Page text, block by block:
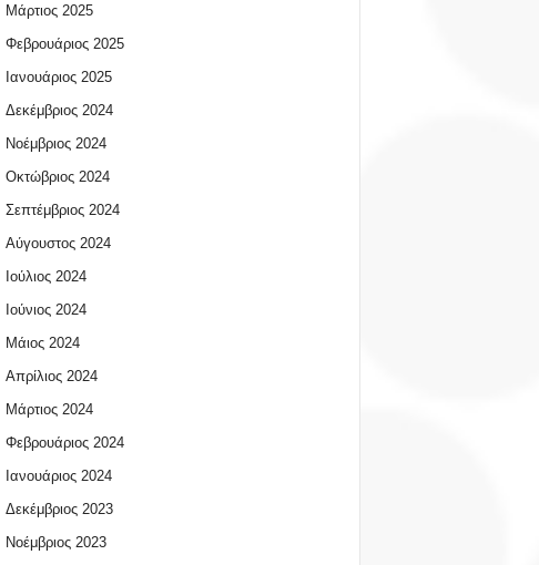
Μάρτιος 2025
Φεβρουάριος 2025
Ιανουάριος 2025
Δεκέμβριος 2024
Νοέμβριος 2024
Οκτώβριος 2024
Σεπτέμβριος 2024
Αύγουστος 2024
Ιούλιος 2024
Ιούνιος 2024
Μάιος 2024
Απρίλιος 2024
Μάρτιος 2024
Φεβρουάριος 2024
Ιανουάριος 2024
Δεκέμβριος 2023
Νοέμβριος 2023